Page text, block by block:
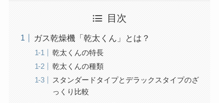
目次
ガス乾燥機「乾太くん」とは？
乾太くんの特長
乾太くんの種類
スタンダードタイプとデラックスタイプのざ
っくり比較